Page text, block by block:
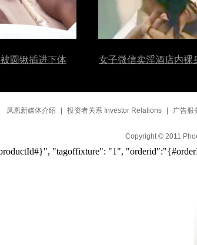
圆锹插进下体 女子微信卖淫酒店内裸
凤凰新媒体介绍 投资者关系 Investor Relations 广告服
Copyright © 2011
"tagoffixture": "1",